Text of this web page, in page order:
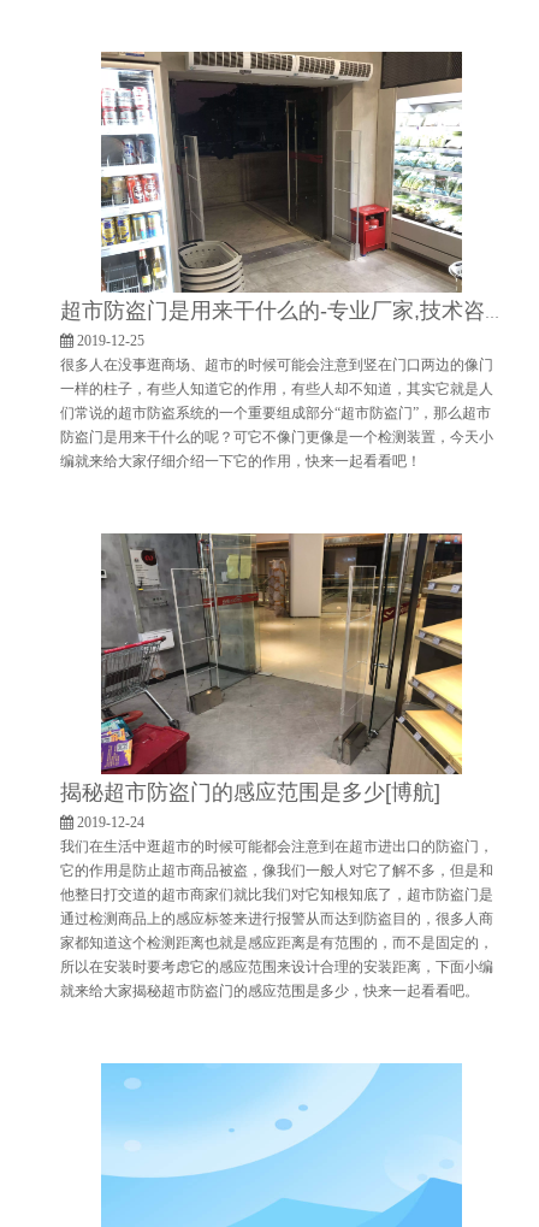
2019-12-25
很多人在没事逛商场、超市的时候可能会注意到竖在门口两边的像门
一样的柱子，有些人知道它的作用，有些人却不知道，其实它就是人
们常说的超市防盗系统的一个重要组成部分“超市防盗门”，那么超市
防盗门是用来干什么的呢？可它不像门更像是一个检测装置，今天小
编就来给大家仔细介绍一下它的作用，快来一起看看吧！
揭秘超市防盗门的感应范围是多少[博航]
2019-12-24
我们在生活中逛超市的时候可能都会注意到在超市进出口的防盗门，
它的作用是防止超市商品被盗，像我们一般人对它了解不多，但是和
他整日打交道的超市商家们就比我们对它知根知底了，超市防盗门是
通过检测商品上的感应标签来进行报警从而达到防盗目的，很多人商
家都知道这个检测距离也就是感应距离是有范围的，而不是固定的，
所以在安装时要考虑它的感应范围来设计合理的安装距离，下面小编
就来给大家揭秘超市防盗门的感应范围是多少，快来一起看看吧。